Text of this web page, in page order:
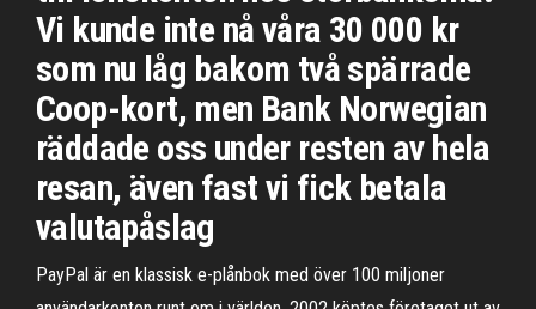
Vi kunde inte nå våra 30 000 kr
som nu låg bakom två spärrade
Coop-kort, men Bank Norwegian
räddade oss under resten av hela
resan, även fast vi fick betala
valutapåslag
PayPal är en klassisk e-plånbok med över 100 miljoner